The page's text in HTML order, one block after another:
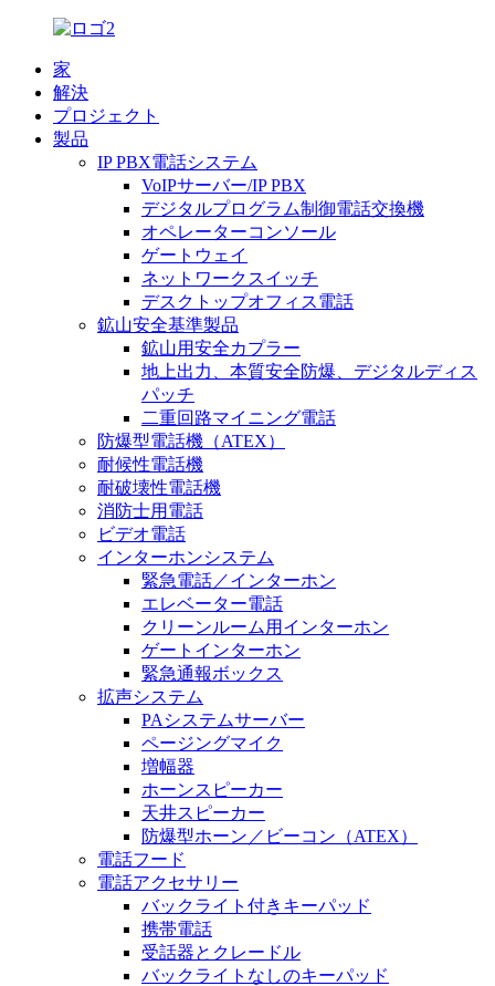
家
解決
プロジェクト
製品
IP PBX電話システム
VoIPサーバー/IP PBX
デジタルプログラム制御電話交換機
オペレーターコンソール
ゲートウェイ
ネットワークスイッチ
デスクトップオフィス電話
鉱山安全基準製品
鉱山用安全カプラー
地上出力、本質安全防爆、デジタルディス
パッチ
二重回路マイニング電話
防爆型電話機（ATEX）
耐候性電話機
耐破壊性電話機
消防士用電話
ビデオ電話
インターホンシステム
緊急電話／インターホン
エレベーター電話
クリーンルーム用インターホン
ゲートインターホン
緊急通報ボックス
拡声システム
PAシステムサーバー
ページングマイク
増幅器
ホーンスピーカー
天井スピーカー
防爆型ホーン／ビーコン（ATEX）
電話フード
電話アクセサリー
バックライト付きキーパッド
携帯電話
受話器とクレードル
バックライトなしのキーパッド